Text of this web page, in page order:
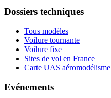
Dossiers techniques
Tous modèles
Voilure tournante
Voilure fixe
Sites de vol en France
Carte UAS aéromodélisme
Evénements